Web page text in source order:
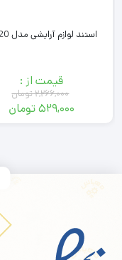
استند لوازم آرایشی مدل B120
قیمت از :
۲,۲۶۶,۰۰۰تومان
۵۲۹,۰۰۰تومان